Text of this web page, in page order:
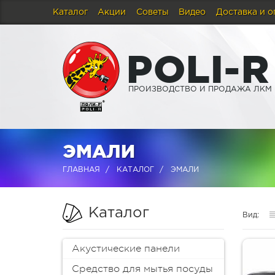
Каталог Акции Советы Видео Доставка и
POLI-R
ПРОИЗВОДСТВО И ПРОДАЖА ЛКМ
ЭМАЛИ
ГЛАВНАЯ КАТАЛОГ ЭМАЛИ
Каталог
Акустические панели
Средство для мытья посуды
Вид: